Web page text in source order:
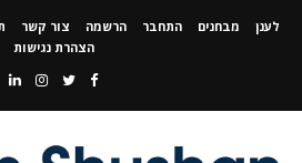
לענן מבחנים התחבר הרשמה צור קשר
הצהרת נגישות